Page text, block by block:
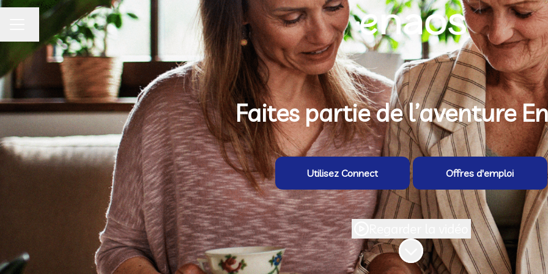
Menu carrière
Changer la langue
Faites partie de l’aventure
Utilisez Connect Offres d'emploi
Faire défiler jusqu'au contenu